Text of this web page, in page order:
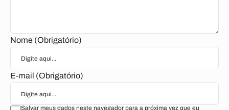
Nome (Obrigatório)
E-mail (Obrigatório)
Salvar meus dados neste navegador para a próxima vez que eu